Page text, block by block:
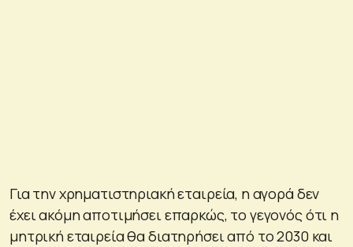
Για την χρηματιστηριακή εταιρεία, η αγορά δεν
έχει ακόμη αποτιμήσει επαρκώς, το γεγονός ότι η
μητρική εταιρεία θα διατηρήσει από το 2030 και